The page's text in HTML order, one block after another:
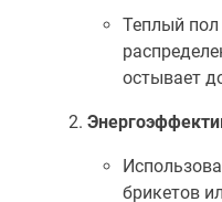
Теплый пол
остывает
брикетов